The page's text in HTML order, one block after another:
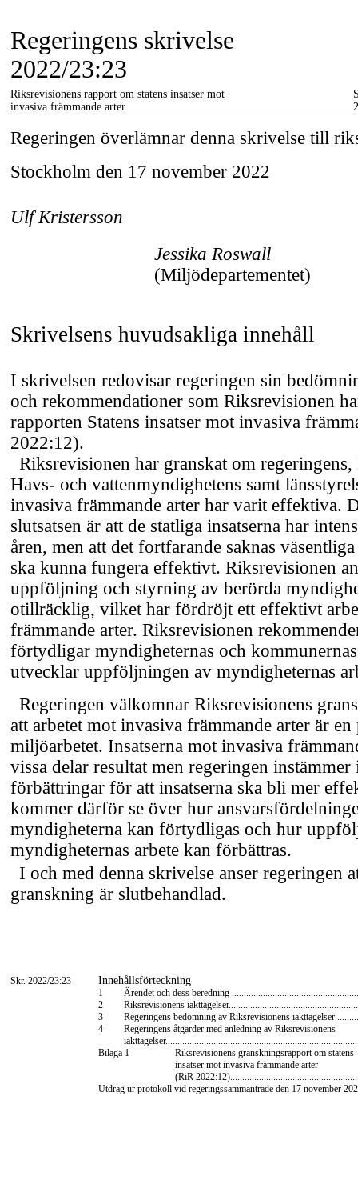
Regeringens skrivelse
2022/23:23
Riksrevisionens rapport om statens insatser mot
invasiva främmande arter
Regeringen överlämnar denna skrivelse till
Stockholm den 17 november 2022
Ulf Kristersson
Jessika Roswall
(Miljödepartementet)
Skrivelsens huvudsakliga innehåll
I skrivelsen redovisar regeringen sin
och rekommendationer som Riksrevisionen
rapporten Statens insatser mot invasiva
2022:12).
Riksrevisionen har granskat om
Havs- och vattenmyndighetens samt
invasiva främmande arter har varit effektiva.
slutsatsen är att de statliga insatserna har
åren, men att det fortfarande saknas
ska kunna fungera effektivt. Riksrevisionen
uppföljning och styrning av berörda
otillräcklig, vilket har fördröjt ett effektivt
främmande arter. Riksrevisionen
förtydligar myndigheternas och
utvecklar uppföljningen av myndigheternas
Regeringen välkomnar Riksrevisionens
att arbetet mot invasiva främmande arter är
miljöarbetet. Insatserna mot invasiva
vissa delar resultat men regeringen instämmer
förbättringar för att insatserna ska bli mer
kommer därför se över hur
myndigheterna kan förtydligas och hur
myndigheternas arbete kan förbättras.
I och med denna skrivelse anser regeringen
granskning är slutbehandlad.
Skr. 2022/23:23 Innehållsförteckning
1
Ärendet och dess beredning
2
Riksrevisionens
3
Regeringens bedömning av Riksrevisionens iakttagelser
4
Regeringens åtgärder med anledning av Riksrevisionens
Bilaga 1
Riksrevisionens granskningsrapport om statens
insatser mot invasiva främmande arter
(RiR
Utdrag ur protokoll vid regeringssammanträde den 17 november